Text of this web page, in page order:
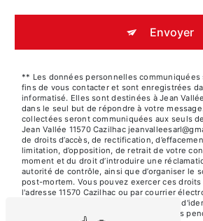
Envoyer
** Les données personnelles communiquées
fins de vous contacter et sont enregistrées
informatisé. Elles sont destinées à Jean
dans le seul but de répondre à votre
collectées seront communiquées aux seuls
Jean Vallée 11570 Cazilhac
de droits d’accès, de rectification,
limitation, d’opposition, de retrait de votre
moment et du droit d’introduire une
autorité de contrôle, ainsi que d’organiser le
post-mortem. Vous pouvez exercer ces
l'adresse 11570 Cazilhac ou par courrier
jeanvalleesarl@gmail.com. Un justificatif
demandé. Nous conservons vos données